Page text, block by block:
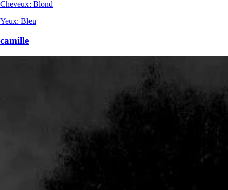
Cheveux: Blond
Yeux: Bleu
camille